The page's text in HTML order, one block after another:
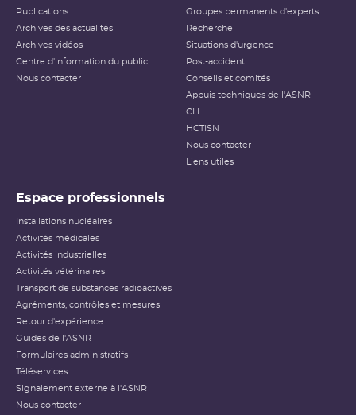
Publications
Archives des actualités
Archives vidéos
Centre d'information du public
Nous contacter
Groupes permanents d'experts
Recherche
Situations d'urgence
Post-accident
Conseils et comités
Appuis techniques de l'ASNR
CLI
HCTISN
Nous contacter
Liens utiles
Espace professionnels
Installations nucléaires
Activités médicales
Activités industrielles
Activités vétérinaires
Transport de substances radioactives
Agréments, contrôles et mesures
Retour d'expérience
Guides de l'ASNR
Formulaires administratifs
Téléservices
Signalement externe à l'ASNR
Nous contacter